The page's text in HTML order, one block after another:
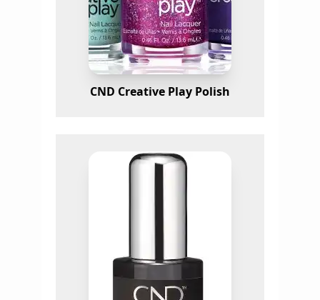
CND Creative Play Polish